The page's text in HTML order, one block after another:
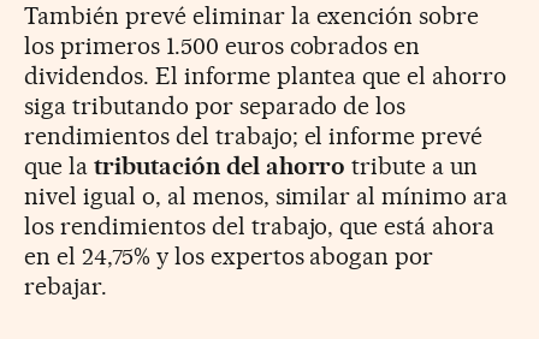
También prevé eliminar la exención sobre
los primeros 1.500 euros cobrados en
dividendos. El informe plantea que el ahorro
siga tributando por separado de los
rendimientos del trabajo; el informe prevé
que la tributación del ahorro tribute a un
nivel igual o, al menos, similar al mínimo ara
los rendimientos del trabajo, que está ahora
en el 24,75% y los expertos abogan por
rebajar.